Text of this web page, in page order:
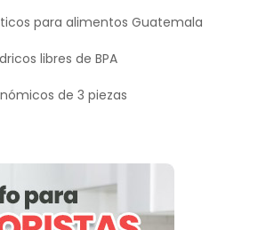
para alimentos Guatemala
libres de BPA
de 3 piezas